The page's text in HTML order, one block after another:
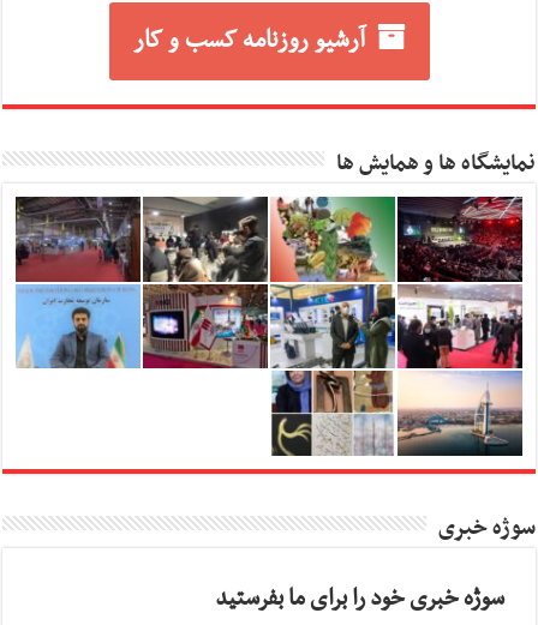
آرشیو روزنامه کسب و کار
نمایشگاه ها و همایش ها
سوژه خبری
سوژه خبری خود را برای ما بفرستید